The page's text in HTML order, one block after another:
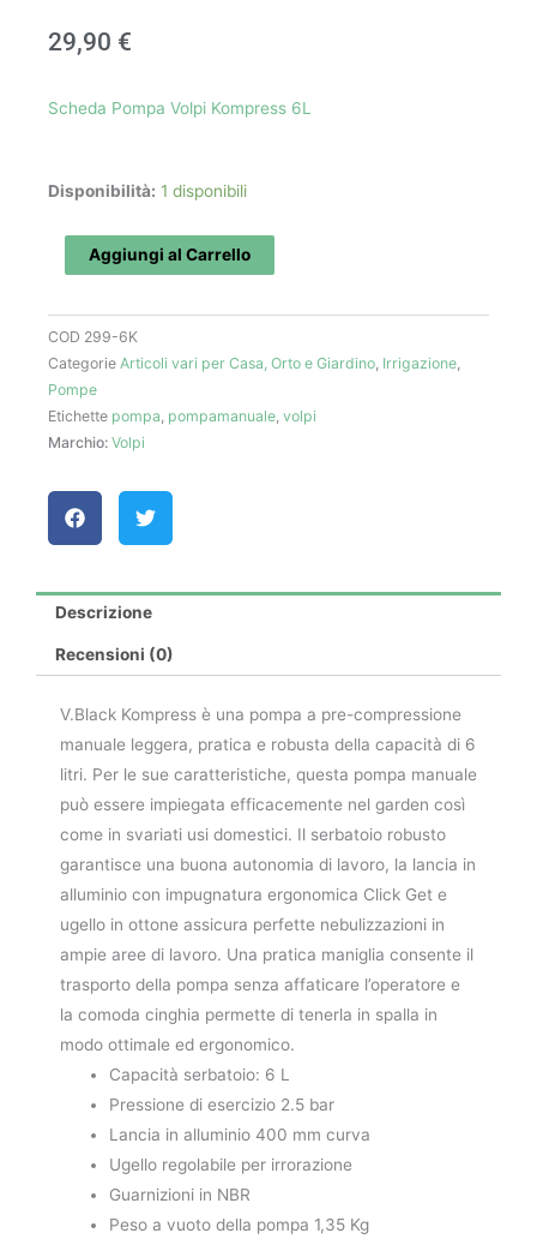
29,90 €
Scheda Pompa Volpi Kompress 6L
Disponibilità: 1 disponibili
Pompa
Kompress"
6L
Volpi
quantità
Aggiungi al Carrello
COD 299-6K
Categorie Articoli vari per Casa, Orto e Giardino Irrigazione
Pompe
Etichette pompa pompamanuale volpi
Marchio: Volpi
Descrizione
Recensioni (0)
V.Black Kompress è una pompa a pre-compressione
manuale leggera, pratica e robusta della capacità di 6
litri. Per le sue caratteristiche, questa pompa manuale
può essere impiegata efficacemente nel garden così
come in svariati usi domestici. Il serbatoio robusto
garantisce una buona autonomia di lavoro, la lancia in
alluminio con impugnatura ergonomica Click Get e
ugello in ottone assicura perfette nebulizzazioni in
ampie aree di lavoro. Una pratica maniglia consente il
trasporto della pompa senza affaticare l’operatore e
la comoda cinghia permette di tenerla in spalla in
modo ottimale ed ergonomico.
Capacità serbatoio: 6 L
Pressione di esercizio 2.5 bar
Lancia in alluminio 400 mm curva
Ugello regolabile per irrorazione
Guarnizioni in NBR
Peso a vuoto della pompa 1,35 Kg